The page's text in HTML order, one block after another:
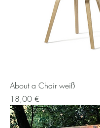
About a Chair weiß
Preis
18,00 €